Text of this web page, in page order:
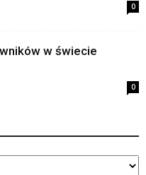
0
w świecie
0